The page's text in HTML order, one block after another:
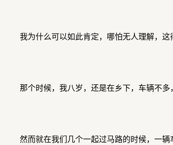
我为什么可以如此肯定，哪怕无人理解，这
那个时候，我八岁，还是在乡下，车辆不多
然而就在我们几个一起过马路的时候，一